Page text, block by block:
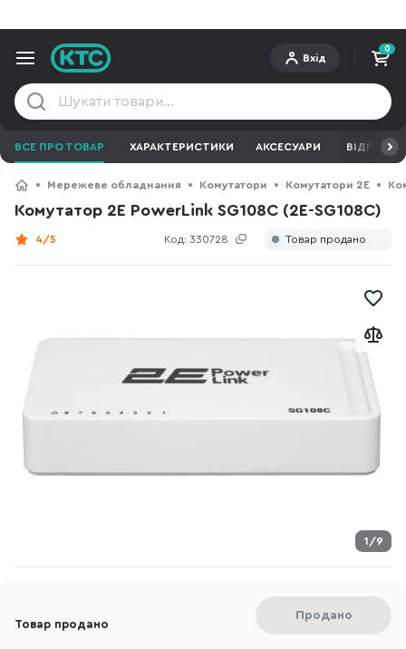
Вхід
0
ВСЕ ПРО ТОВАР ХАРАКТЕРИСТИКИ АКСЕСУАРИ ВІДГУКИ
Мережеве обладнання Комутатори Комутатори 2E
Комутатор 2E PowerLink SG108C (2E-SG108C)
Код: 330728
4/5 Товар продано
1/9
Товар продано
Продано